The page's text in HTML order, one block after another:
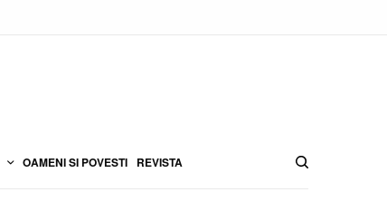
OAMENI SI POVESTI REVISTA